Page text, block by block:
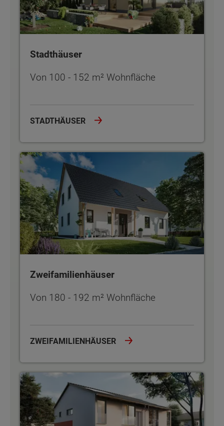
Stadthäuser
Von 100 - 152 m² Wohnfläche
STADTHÄUSER
Zweifamilienhäuser
Zweifamilienhäuser
Von 180 - 192 m² Wohnfläche
ZWEIFAMILIENHÄUSER
Doppel- und Reihenhäuser